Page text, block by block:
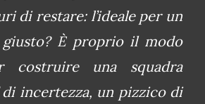
di restare: l’ideale per un
giusto? È proprio il modo
costruire una squadra
di incertezza, un pizzico di